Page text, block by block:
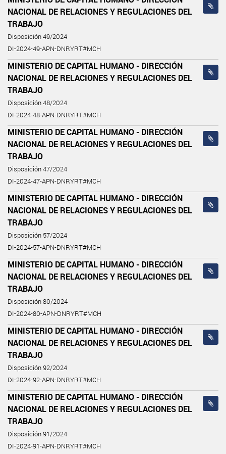
NACIONAL DE RELACIONES Y REGULACIONES DEL
TRABAJO
Disposición 49/2024
DI-2024-49-APN-DNRYRT#MCH
MINISTERIO DE CAPITAL HUMANO - DIRECCIÓN
NACIONAL DE RELACIONES Y REGULACIONES DEL
TRABAJO
Disposición 48/2024
DI-2024-48-APN-DNRYRT#MCH
MINISTERIO DE CAPITAL HUMANO - DIRECCIÓN
NACIONAL DE RELACIONES Y REGULACIONES DEL
TRABAJO
Disposición 47/2024
DI-2024-47-APN-DNRYRT#MCH
MINISTERIO DE CAPITAL HUMANO - DIRECCIÓN
NACIONAL DE RELACIONES Y REGULACIONES DEL
TRABAJO
Disposición 57/2024
DI-2024-57-APN-DNRYRT#MCH
MINISTERIO DE CAPITAL HUMANO - DIRECCIÓN
NACIONAL DE RELACIONES Y REGULACIONES DEL
TRABAJO
Disposición 80/2024
DI-2024-80-APN-DNRYRT#MCH
MINISTERIO DE CAPITAL HUMANO - DIRECCIÓN
NACIONAL DE RELACIONES Y REGULACIONES DEL
TRABAJO
Disposición 92/2024
DI-2024-92-APN-DNRYRT#MCH
MINISTERIO DE CAPITAL HUMANO - DIRECCIÓN
NACIONAL DE RELACIONES Y REGULACIONES DEL
TRABAJO
Disposición 91/2024
DI-2024-91-APN-DNRYRT#MCH